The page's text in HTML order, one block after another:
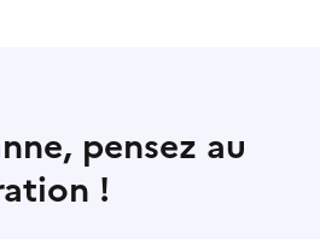
pensez au
!